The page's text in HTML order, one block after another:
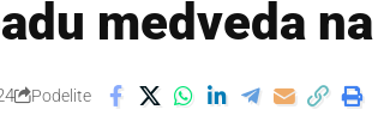
medveda
Podelite